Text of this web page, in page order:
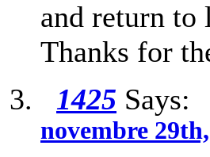
and return
Thanks for
1425 Says:
novembre